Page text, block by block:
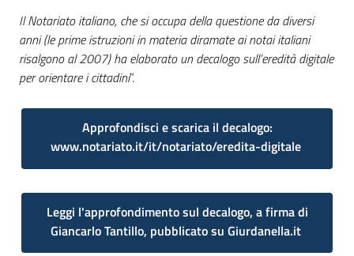
Il Notariato italiano, che si occupa della questione da diversi
anni (le prime istruzioni in materia diramate ai notai italiani
risalgono al 2007) ha elaborato un decalogo sull’eredità digitale
per orientare i cittadini”.
Approfondisci e scarica il decalogo:
www.notariato.it/it/notariato/eredita-digitale
Leggi l'approfondimento sul decalogo, a firma di
Giancarlo Tantillo, pubblicato su Giurdanella.it